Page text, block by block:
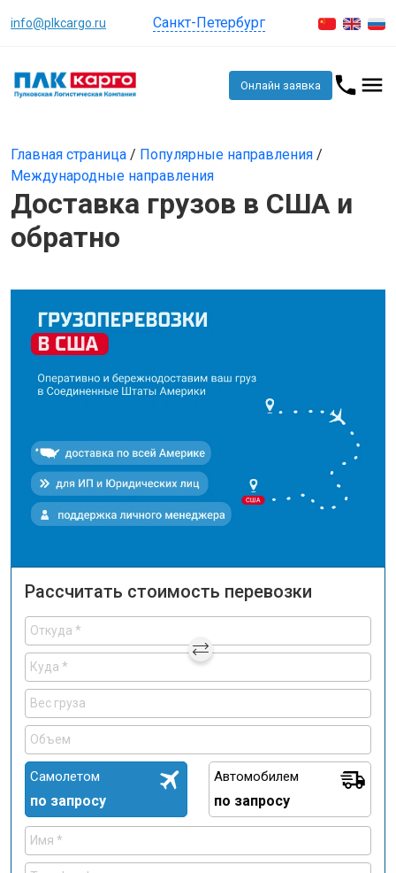
info@plkcargo.ru Санкт-Петербург
Онлайн заявка
Главная страница / Популярные направления /
Международные направления
Доставка грузов в США и
обратно
Рассчитать стоимость перевозки
Самолетом
по запросу
Автомобилем
по запросу